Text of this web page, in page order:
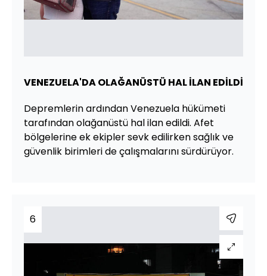
VENEZUELA'DA OLAĞANÜSTÜ HAL İLAN EDİLDİ
Depremlerin ardından Venezuela hükümeti
tarafından olağanüstü hal ilan edildi. Afet
bölgelerine ek ekipler sevk edilirken sağlık ve
güvenlik birimleri de çalışmalarını sürdürüyor.
6